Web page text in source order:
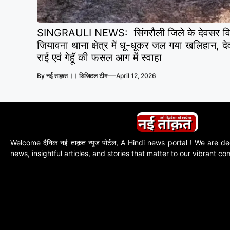
SINGRAULI NEWS: सिंगरौली जिले के देवसर
जियावना थाना क्षेत्र में धू-धूकर जल गया खलिहान,
राई एवं गेहूॅ की फसल आग में स्वाहा
Byनई ताक़त ।। डिजिटल टीम—April 12, 2026
Welcome दैनिक नई ताक़त न्यूज पोर्टल, A Hindi news portal ! We are
news, insightful articles, and stories that matter to our vibrant